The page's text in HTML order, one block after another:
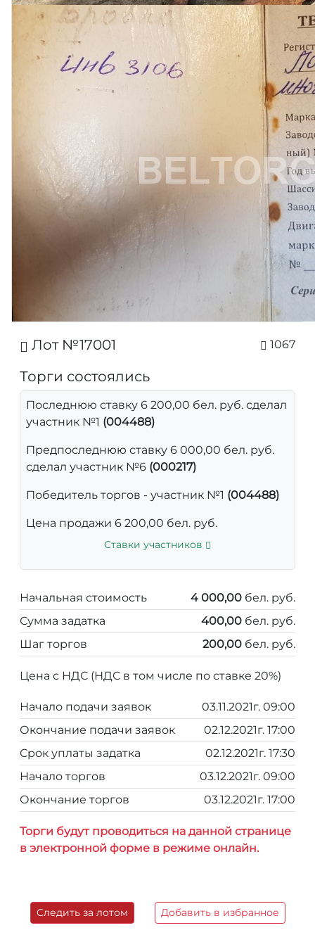
Лот №17001 1067
Торги состоялись
Последнюю ставку 6 200,00 бел. руб. сделал
участник №1 (004488)
Предпоследнюю ставку 6 000,00 бел. руб.
сделал участник №6 (000217)
Победитель торгов - участник №1 (004488)
Цена продажи 6 200,00 бел. руб.
Ставки участников
Начальная стоимость 4 000,00 бел. руб.
Сумма задатка
400,00 бел. руб.
Шаг торгов
200,00 бел. руб.
Цена с НДС (НДС в том числе по ставке 20%)
Начало подачи заявок
03.11.2021г. 09:00
Окончание подачи заявок
02.12.2021г. 17:00
Срок уплаты задатка
02.12.2021г. 17:30
Начало торгов
03.12.2021г. 09:00
Окончание торгов
03.12.2021г. 17:00
Торги будут проводиться на данной странице
в электронной форме в режиме онлайн.
Следить за лотом Добавить в избранное